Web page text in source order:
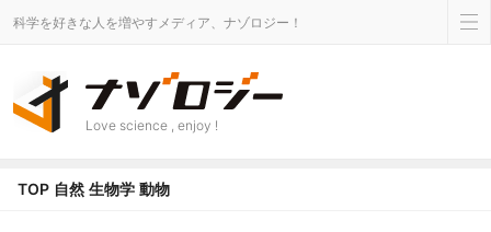
科学を好きな人を増やすメディア、ナゾロジー！
Love science , enjoy !
TOP 自然 生物学 動物